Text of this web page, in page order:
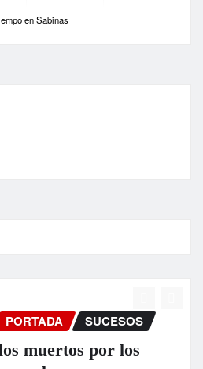
en Sabinas
PORTADA
anuncia una ayuda de 130